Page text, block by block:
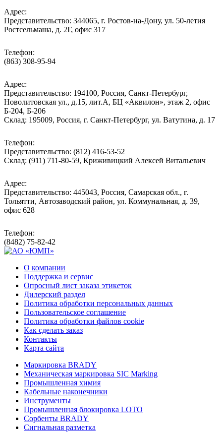
Адрес:
Представительство: 344065, г. Ростов-на-Дону, ул. 50-летия
Ростсельмаша, д. 2Г, офис 317
Телефон:
(863) 308-95-94
Адрес:
Представительство: 194100, Россия, Санкт-Петербург,
Новолитовская ул., д.15, лит.А, БЦ «Аквилон», этаж 2, офис
Б-204, Б-206
Склад: 195009, Россия, г. Санкт-Петербург, ул. Ватутина, д. 17
Телефон:
Представительство: (812) 416-53-52
Склад: (911) 711-80-59, Криживицкий Алексей Витальевич
Адрес:
Представительство: 445043, Россия, Самарская обл., г.
Тольятти, Автозаводский район, ул. Коммунальная, д. 39,
офис 628
Телефон:
(8482) 75-82-42
О компании
Поддержка и сервис
Опросный лист заказа этикеток
Дилерский раздел
Политика обработки персональных данных
Пользовательское соглашение
Политика обработки файлов cookie
Как сделать заказ
Контакты
Карта сайта
Маркировка BRADY
Механическая маркировка SIC Marking
Промышленная химия
Кабельные наконечники
Инструменты
Промышленная блокировка LOTO
Сорбенты BRADY
Сигнальная разметка